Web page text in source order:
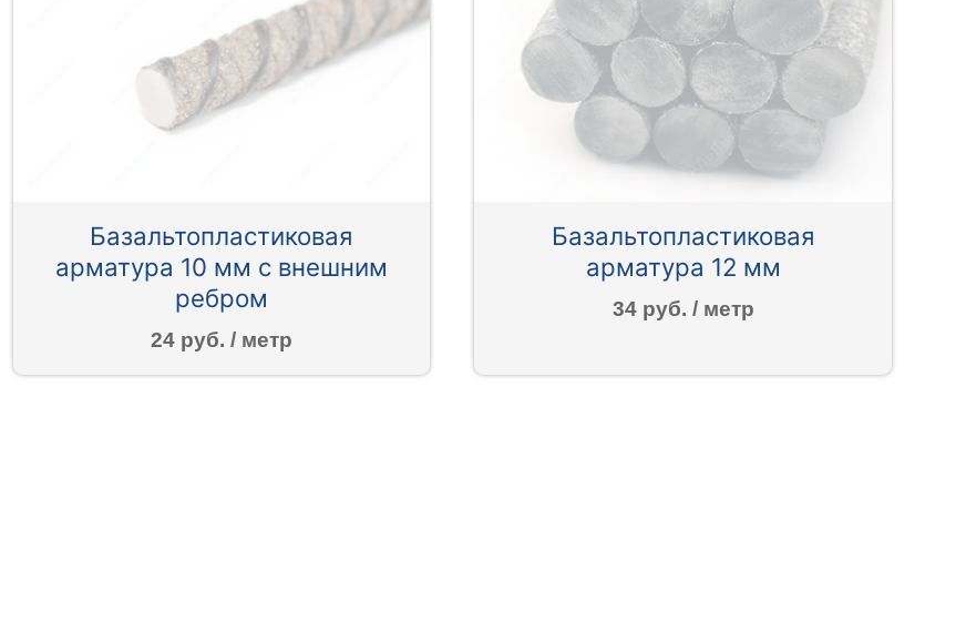
Базальтопластиковая
арматура 10 мм с внешним
ребром
24 руб. / метр
Базальтопластиковая
арматура 12 мм
34 руб. / метр